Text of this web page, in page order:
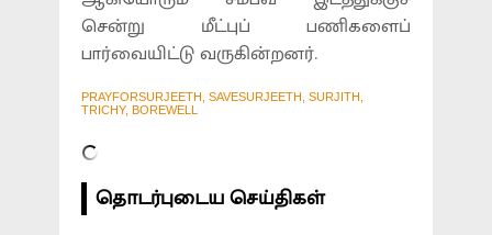
சென்று மீட்புப் பணிகளைப்
பார்வையிட்டு வருகின்றனர்.
PRAYFORSURJEETH, SAVESURJEETH, SURJITH,
TRICHY, BOREWELL
தொடர்புடைய செய்திகள்